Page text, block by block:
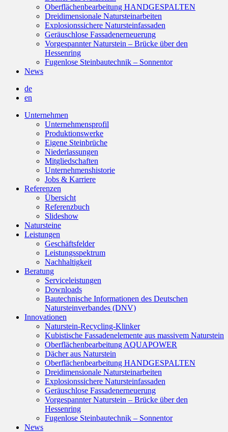
Oberflächenbearbeitung HANDGESPALTEN
Dreidimensionale Natursteinarbeiten
Explosionssichere Natursteinfassaden
Geräuschlose Fassadenerneuerung
Vorgespannter Naturstein – Brücke über den
Hessenring
Fugenlose Steinbautechnik – Sonnentor
News
de
en
Unternehmen
Unternehmensprofil
Produktionswerke
Eigene Steinbrüche
Niederlassungen
Mitgliedschaften
Unternehmenshistorie
Jobs & Karriere
Referenzen
Übersicht
Referenzbuch
Slideshow
Natursteine
Leistungen
Geschäftsfelder
Leistungsspektrum
Nachhaltigkeit
Beratung
Serviceleistungen
Downloads
Bautechnische Informationen des Deutschen
Natursteinverbandes (DNV)
Innovationen
Naturstein-Recycling-Klinker
Kubistische Fassadenelemente aus massivem Naturstein
Oberflächenbearbeitung AQUAPOWER
Dächer aus Naturstein
Oberflächenbearbeitung HANDGESPALTEN
Dreidimensionale Natursteinarbeiten
Explosionssichere Natursteinfassaden
Geräuschlose Fassadenerneuerung
Vorgespannter Naturstein – Brücke über den
Hessenring
Fugenlose Steinbautechnik – Sonnentor
News